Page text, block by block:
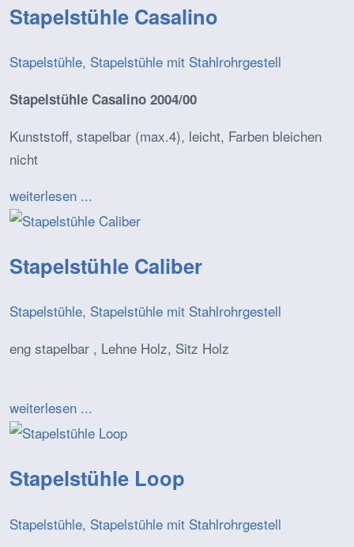
Stapelstühle Casalino
Stapelstühle, Stapelstühle mit Stahlrohrgestell
Stapelstühle Casalino 2004/00
Kunststoff, stapelbar (max.4), leicht, Farben bleichen
nicht
weiterlesen ...
Stapelstühle Caliber
Stapelstühle, Stapelstühle mit Stahlrohrgestell
eng stapelbar , Lehne Holz, Sitz Holz
weiterlesen ...
Stapelstühle Loop
Stapelstühle, Stapelstühle mit Stahlrohrgestell